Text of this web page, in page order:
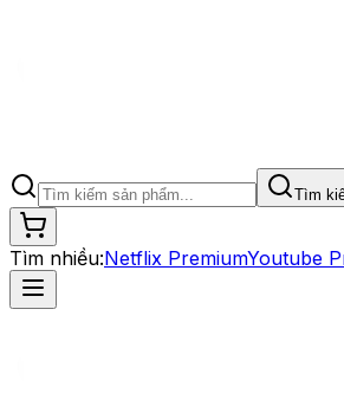
Tìm
Tìm nhiều:Netflix PremiumYoutube